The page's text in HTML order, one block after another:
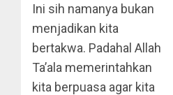
Ini sih namanya bukan
menjadikan kita
bertakwa. Padahal Allah
Ta’ala memerintahkan
kita berpuasa agar kita